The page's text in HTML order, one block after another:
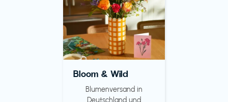
Bloom & Wild
Blumenversand in
Deutschland und